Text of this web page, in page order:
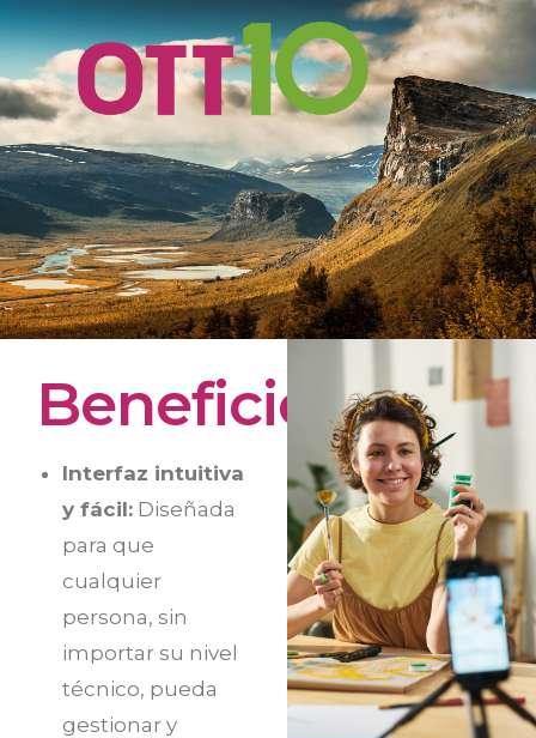
Beneficios
Interfaz intuitiva
y fácil: Diseñada
para que
cualquier
persona, sin
importar su nivel
técnico, pueda
gestionar y